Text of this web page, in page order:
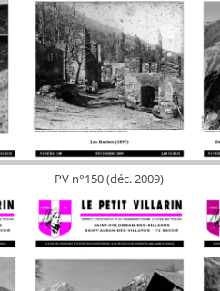
PV n°150 (déc. 2009)